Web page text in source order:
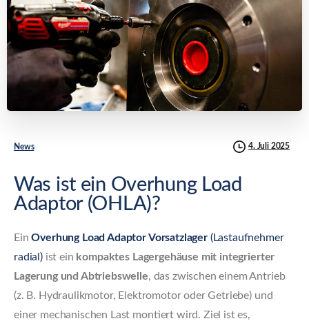
News 4. Juli 2025
Was ist ein Overhung Load
Adaptor (OHLA)?
EinOverhung Load Adaptor Vorsatzlager(Lastaufnehmer
radial)ist ein kompaktes Lagergehäuse mit integrierter
Lagerung und Abtriebswelle, das zwischen einem Antrieb
(z. B. Hydraulikmotor, Elektromotor oder Getriebe) und
einer mechanischen Last montiert wird. Ziel ist es,